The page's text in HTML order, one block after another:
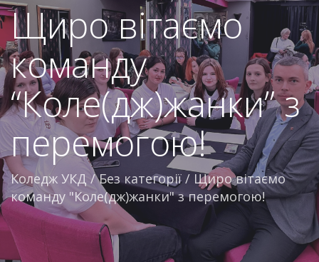
Щиро вітаємо
команду
“Коле(дж)жанки” з
перемогою!
Коледж УКД /Без категорії/ Щиро вітаємо
команду "Коле(дж)жанки" з перемогою!